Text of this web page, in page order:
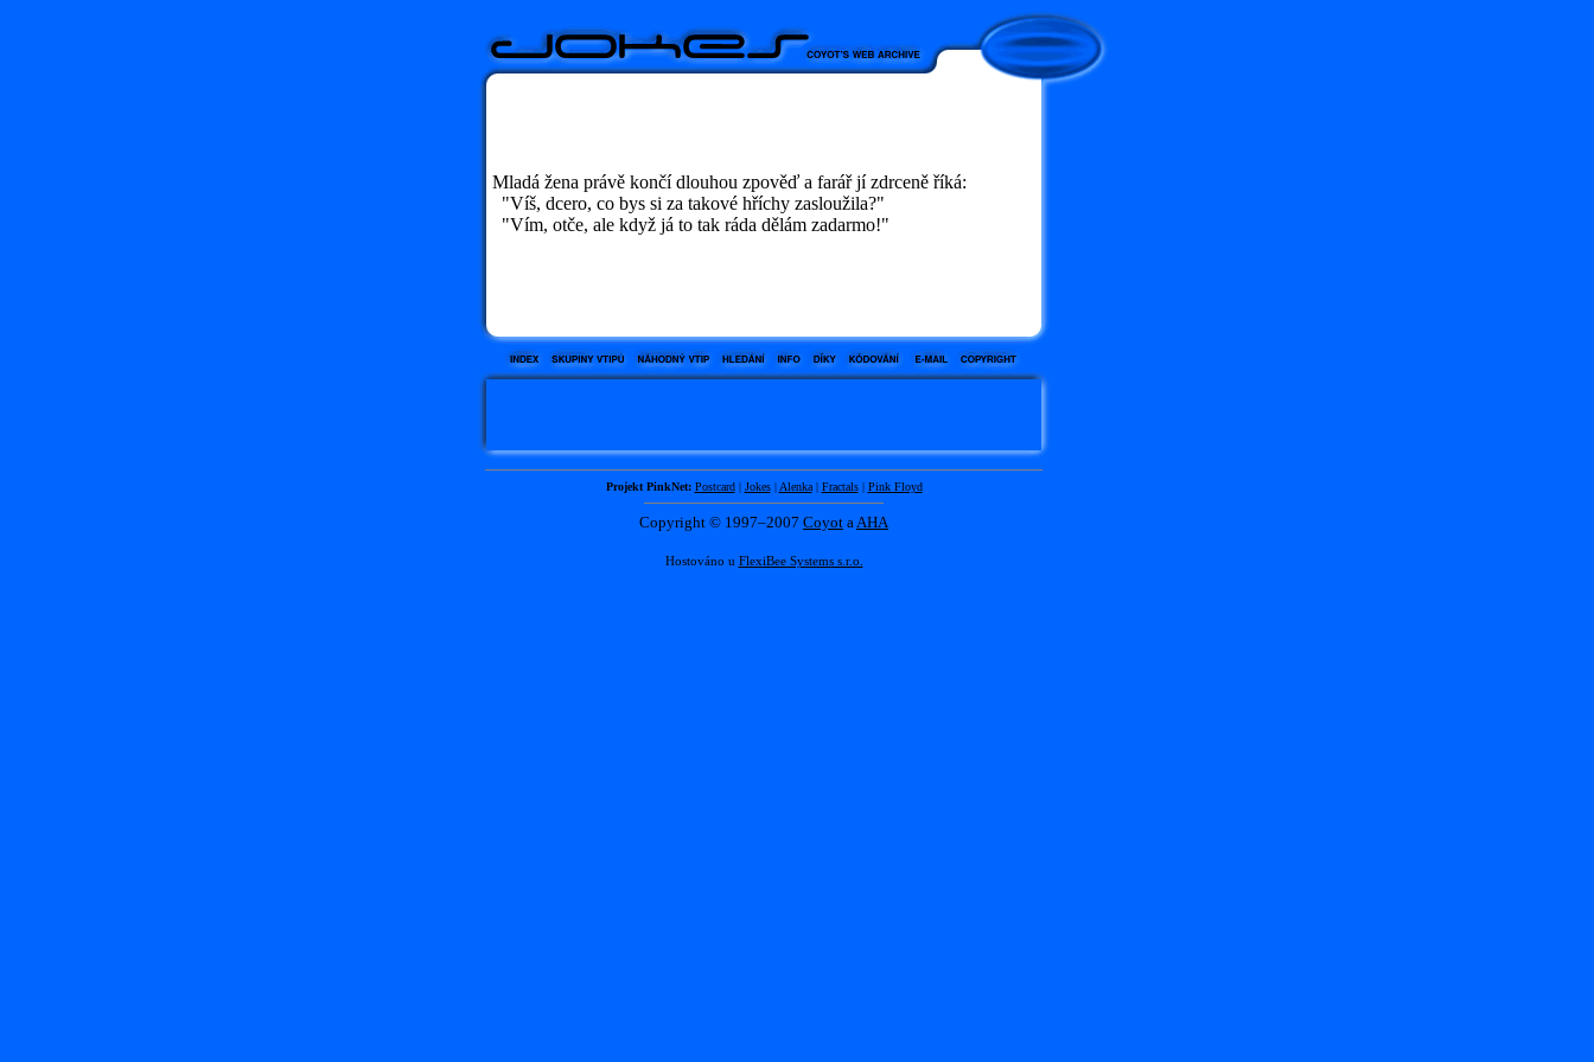
Mladá žena právě končí dlouhou zpověď a farář jí zdrceně říká:
"Víš, dcero, co bys si za takové hříchy zasloužila?"
"Vím, otče, ale když já to tak ráda dělám zadarmo!"
Projekt PinkNet: Postcard| Jokes| Alenka| Fractals| Pink Floyd
Copyright © 1997–2007 Coyot aAHA
Hostováno u FlexiBee Systems s.r.o.